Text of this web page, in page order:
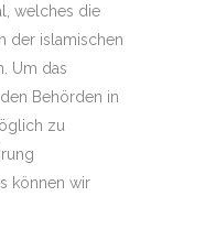
welches die
der islamischen
Um das
Behörden in
zu
können wir